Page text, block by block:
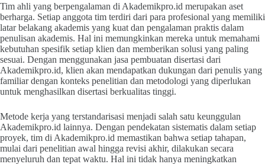
Tim ahli yang berpengalaman di Akademikpro.id merupakan aset
berharga. Setiap anggota tim terdiri dari para profesional yang memiliki
latar belakang akademis yang kuat dan pengalaman praktis dalam
penulisan akademis. Hal ini memungkinkan mereka untuk memahami
kebutuhan spesifik setiap klien dan memberikan solusi yang paling
sesuai. Dengan menggunakan jasa pembuatan disertasi dari
Akademikpro.id, klien akan mendapatkan dukungan dari penulis yang
familiar dengan konteks penelitian dan metodologi yang diperlukan
untuk menghasilkan disertasi berkualitas tinggi.
Metode kerja yang terstandarisasi menjadi salah satu keunggulan
Akademikpro.id lainnya. Dengan pendekatan sistematis dalam setiap
proyek, tim di Akademikpro.id memastikan bahwa setiap tahapan,
mulai dari penelitian awal hingga revisi akhir, dilakukan secara
menyeluruh dan tepat waktu. Hal ini tidak hanya meningkatkan